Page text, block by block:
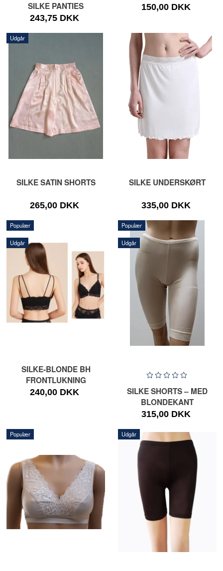
SILKE PANTIES
243,75 DKK
150,00 DKK
Udgår
SILKE SATIN SHORTS
265,00 DKK
SILKE UNDERSKØRT
335,00 DKK
Populær
Udgår
SILKE-BLONDE BH
FRONTLUKNING
240,00 DKK
Populær
Udgår
SILKE SHORTS – MED
BLONDEKANT
315,00 DKK
Populær Udgår